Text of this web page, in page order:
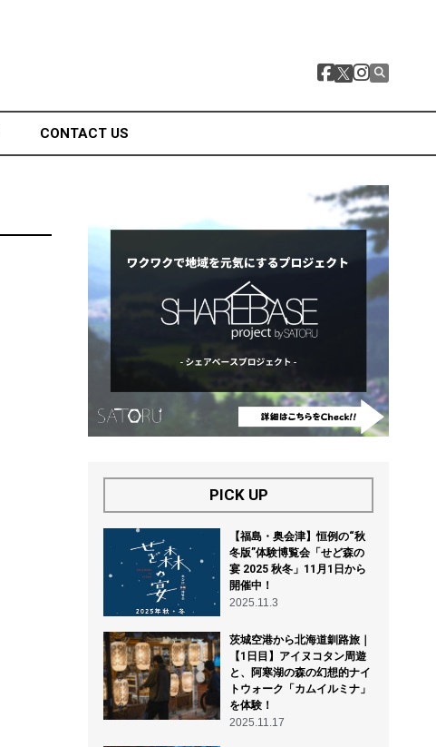
CONTACT US
PICK UP
【福島・奥会津】恒例の“秋
冬版”体験博覧会「せど森の
宴 2025 秋冬」11月1日から
開催中！
2025.11.3
茨城空港から北海道釧路旅｜
【1日目】アイヌコタン周遊
と、阿寒湖の森の幻想的ナイ
トウォーク「カムイルミナ」
を体験！
2025.11.17